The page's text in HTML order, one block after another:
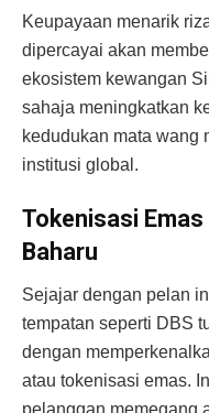
Keupayaan menarik
dipercayai akan
ekosistem kewangan
sahaja meningkatkan
kedudukan mata wang
institusi global.
Tokenisasi
Baharu
Sejajar dengan pelan
tempatan seperti DBS
dengan
atau tokenisasi emas.
pelanggan memegang